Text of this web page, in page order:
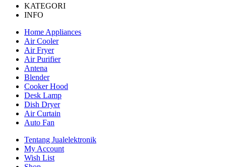
KATEGORI
INFO
Home Appliances
Air Cooler
Air Fryer
Air Purifier
Antena
Blender
Cooker Hood
Desk Lamp
Dish Dryer
Air Curtain
Auto Fan
Tentang Jualelektronik
My Account
Wish List